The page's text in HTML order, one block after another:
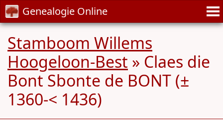
Genealogie Online
Stamboom Willems
Hoogeloon-Best » Claes die
Bont Sbonte de BONT (±
1360-< 1436)